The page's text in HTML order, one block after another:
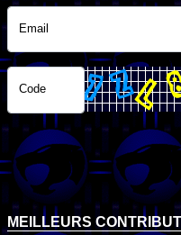
Email
Code
MEILLEURS